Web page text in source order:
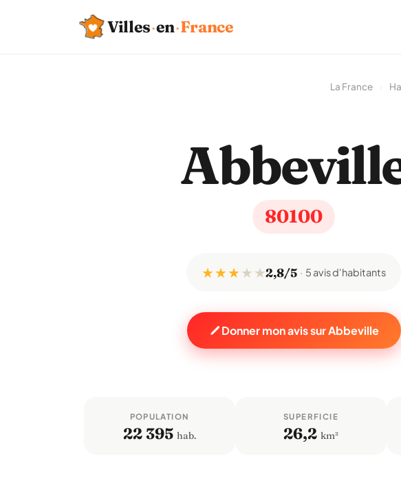
Villes·en·France
La France
80100
★ ★ ★★ ★2,8/5 5 avis d'habitants
Donner mon avis sur Abbeville
POPULATION
22 395 hab.
SUPERFICIE
26,2 km²